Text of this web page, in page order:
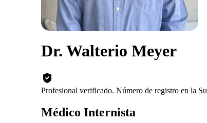
Dr. Walterio Meyer
Profesional verificado. Número de registro en la
Médico Internista